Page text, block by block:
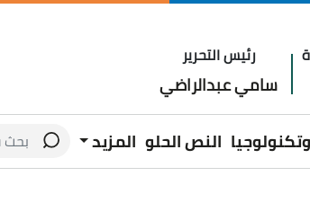
رئيس التحرير
سامي عبدالراضي
النص الحلو المزيد